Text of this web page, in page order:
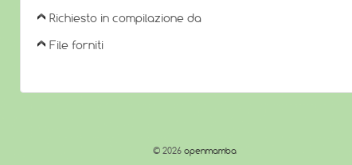
Richiesto in compilazione da
File forniti
© 2026 openmamba